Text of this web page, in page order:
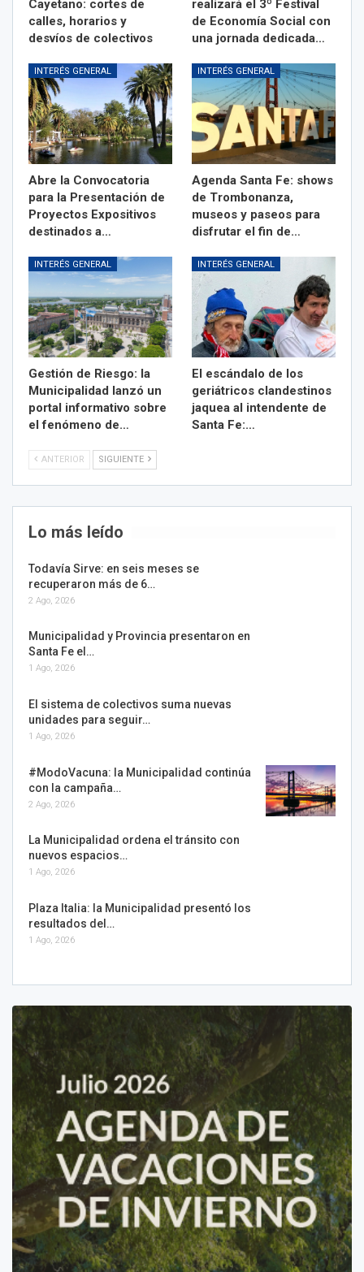
Cayetano: cortes de
calles, horarios y
desvíos de colectivos
realizará el 3º Festival
de Economía Social con
una jornada dedicada…
INTERÉS GENERAL
Abre la Convocatoria
para la Presentación de
Proyectos Expositivos
destinados a…
INTERÉS GENERAL
Agenda Santa Fe: shows
de Trombonanza,
museos y paseos para
disfrutar el fin de…
INTERÉS GENERAL
Gestión de Riesgo: la
Municipalidad lanzó un
portal informativo sobre
el fenómeno de…
INTERÉS GENERAL
El escándalo de los
geriátricos clandestinos
jaquea al intendente de
Santa Fe:…
ANTERIOR SIGUIENTE
Lo más leído
Todavía Sirve: en seis meses se
recuperaron más de 6…
2 Ago, 2026
Municipalidad y Provincia presentaron en
Santa Fe el…
1 Ago, 2026
El sistema de colectivos suma nuevas
unidades para seguir…
1 Ago, 2026
#ModoVacuna: la Municipalidad continúa
con la campaña…
2 Ago, 2026
La Municipalidad ordena el tránsito con
nuevos espacios…
1 Ago, 2026
Plaza Italia: la Municipalidad presentó los
resultados del…
1 Ago, 2026